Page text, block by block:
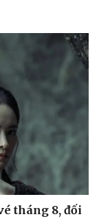
tháng 8, đối